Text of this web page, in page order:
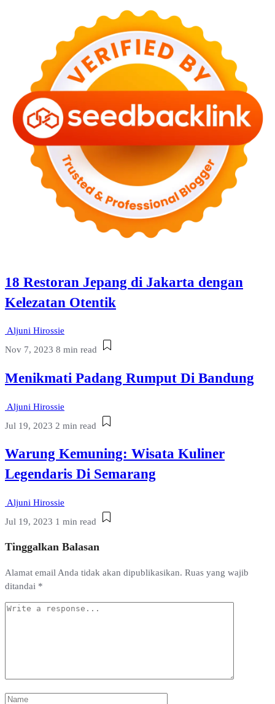
18 Restoran Jepang di Jakarta dengan
Kelezatan Otentik
Aljuni Hirossie
Nov 7, 2023 8 min read
Menikmati Padang Rumput Di Bandung
Aljuni Hirossie
Jul 19, 2023 2 min read
Warung Kemuning: Wisata Kuliner
Legendaris Di Semarang
Aljuni Hirossie
Jul 19, 2023 1 min read
Tinggalkan Balasan
Alamat email Anda tidak akan dipublikasikan. Ruas yang wajib
ditandai *